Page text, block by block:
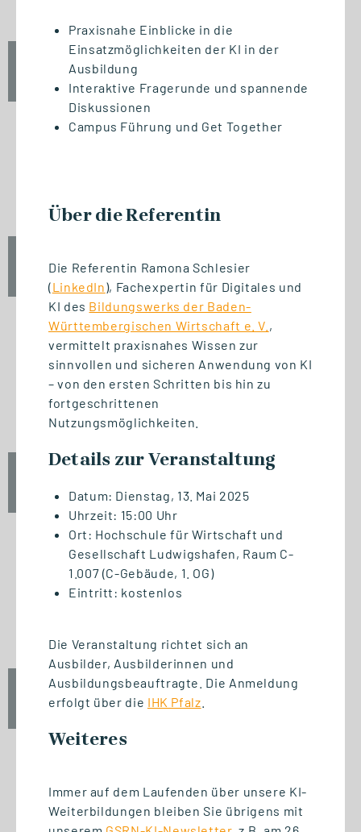
Fr., 25. September 2026
10:00 Uhr
START STUDIENGANG
Business Innovation
Management (MBA)
09:00 Uhr
START ZERTIFIKAT
Introduction to Innovation
Fr., 25. September 2026
10:00 Uhr
START WEITERBILDUNG
Ausbildung der Ausbilder
Praxisnahe Einblicke in die
Einsatzmöglichkeiten der KI in der
Ausbildung
Interaktive Fragerunde und spannende
Diskussionen
Campus Führung und Get Together
Über die Referentin
Die Referentin Ramona Schlesier
(LinkedIn), Fachexpertin für Digitales und
KI des Bildungswerks der Baden-
Württembergischen Wirtschaft e. V. ,
vermittelt praxisnahes Wissen zur
sinnvollen und sicheren Anwendung von KI
– von den ersten Schritten bis hin zu
fortgeschrittenen
Nutzungsmöglichkeiten.
Details zur Veranstaltung
Datum: Dienstag, 13. Mai 2025
Uhrzeit: 15:00 Uhr
Ort: Hochschule für Wirtschaft und
Gesellschaft Ludwigshafen, Raum C-
1.007 (C-Gebäude, 1. OG)
Eintritt: kostenlos
Die Veranstaltung richtet sich an
Ausbilder, Ausbilderinnen und
Ausbildungsbeauftragte. Die Anmeldung
erfolgt über die IHK Pfalz
Weiteres
Immer auf dem Laufenden über unsere KI-
Weiterbildungen bleiben Sie übrigens mit